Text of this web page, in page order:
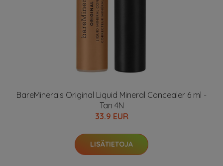
BareMinerals Original Liquid Mineral Concealer 6 ml -
Tan 4N
33.9 EUR
LISÄTIETOJA